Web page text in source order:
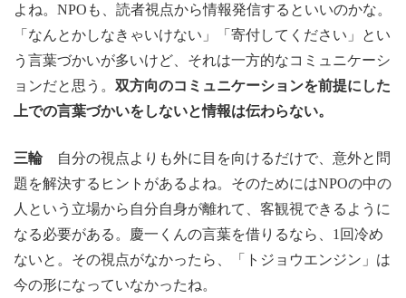
よね。NPOも、読者視点から情報発信するといいのかな。
「なんとかしなきゃいけない」「寄付してください」とい
う言葉づかいが多いけど、それは一方的なコミュニケーシ
ョンだと思う。 双方向のコミュニケーションを前提にした
上での言葉づかいをしないと情報は伝わらない。
三輪自分の視点よりも外に目を向けるだけで、意外と問
題を解決するヒントがあるよね。そのためにはNPOの中の
人という立場から自分自身が離れて、客観視できるように
なる必要がある。慶一くんの言葉を借りるなら、1回冷め
ないと。その視点がなかったら、「トジョウエンジン」は
今の形になっていなかったね。